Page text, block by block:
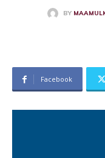
BY
Facebook